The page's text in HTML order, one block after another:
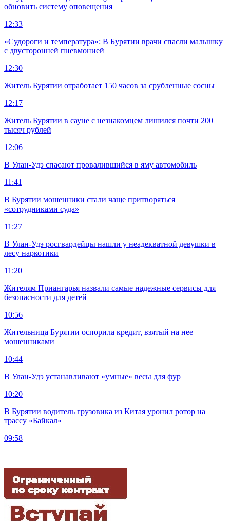
обновить систему оповещения
12:33
«Судороги и температура»: В Бурятии врачи спасли малышку
с двусторонней пневмонией
12:30
Житель Бурятии отработает 150 часов за срубленные сосны
12:17
Житель Бурятии в сауне с незнакомцем лишился почти 200
тысяч рублей
12:06
В Улан-Удэ спасают провалившийся в яму автомобиль
11:41
В Бурятии мошенники стали чаще притворяться
«сотрудниками суда»
11:27
В Улан-Удэ росгвардейцы нашли у неадекватной девушки в
лесу наркотики
11:20
Жителям Приангарья назвали самые надежные сервисы для
безопасности для детей
10:56
Жительница Бурятии оспорила кредит, взятый на нее
мошенниками
10:44
В Улан-Удэ устанавливают «умные» весы для фур
10:20
В Бурятии водитель грузовика из Китая уронил ротор на
трассу «Байкал»
09:58